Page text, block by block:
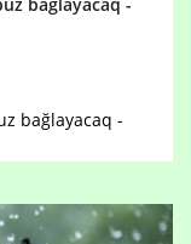
bağlayacaq -
bağlayacaq -